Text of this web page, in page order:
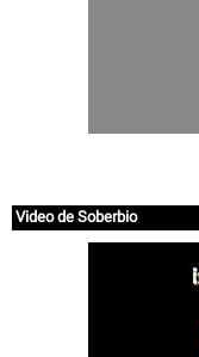
Video de Soberbio